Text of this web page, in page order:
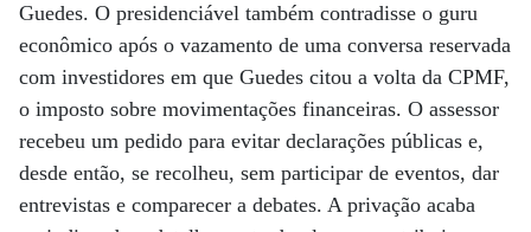
Guedes. O presidenciável também contradisse o guru
econômico após o vazamento de uma conversa reservada
com investidores em que Guedes citou a volta da CPMF,
o imposto sobre movimentações financeiras. O assessor
recebeu um pedido para evitar declarações públicas e,
desde então, se recolheu, sem participar de eventos, dar
entrevistas e comparecer a debates. A privação acaba